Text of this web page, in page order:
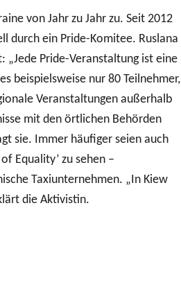
von Jahr zu Jahr zu. Seit 2012
durch ein Pride-Komitee. Ruslana
„Jede Pride-Veranstaltung ist eine
beispielsweise nur 80 Teilnehmer,
Veranstaltungen außerhalb
mit den örtlichen Behörden
sie. Immer häufiger seien auch
Equality’ zu sehen –
Taxiunternehmen. „In Kiew
die Aktivistin.